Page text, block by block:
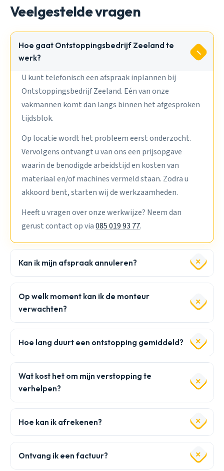
Veelgestelde vragen
Hoe gaat Ontstoppingsbedrijf Zeeland te
werk?
U kunt telefonisch een afspraak inplannen bij
Ontstoppingsbedrijf Zeeland. Eén van onze
vakmannen komt dan langs binnen het afgesproken
tijdsblok.
Op locatie wordt het probleem eerst onderzocht.
Vervolgens ontvangt u van ons een prijsopgave
waarin de benodigde arbeidstijd en kosten van
materiaal en/of machines vermeld staan. Zodra u
akkoord bent, starten wij de werkzaamheden.
Heeft u vragen over onze werkwijze? Neem dan
gerust contact op via085 019 93 77.
Kan ik mijn afspraak annuleren?
Op welk moment kan ik de monteur
verwachten?
Hoe lang duurt een ontstopping gemiddeld?
Wat kost het om mijn verstopping te
verhelpen?
Hoe kan ik afrekenen?
Ontvang ik een factuur?